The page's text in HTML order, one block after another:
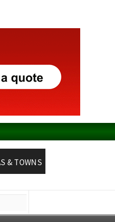
& TOWNS